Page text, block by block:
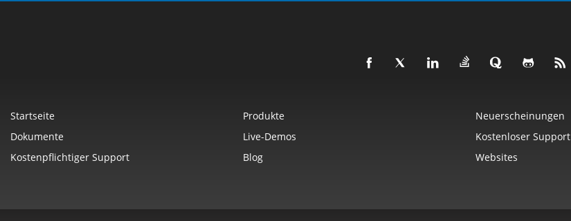
Startseite Produkte Neuerscheinungen
Dokumente
Live-Demos Kostenloser Support
Kostenpflichtiger Support
Blog Websites